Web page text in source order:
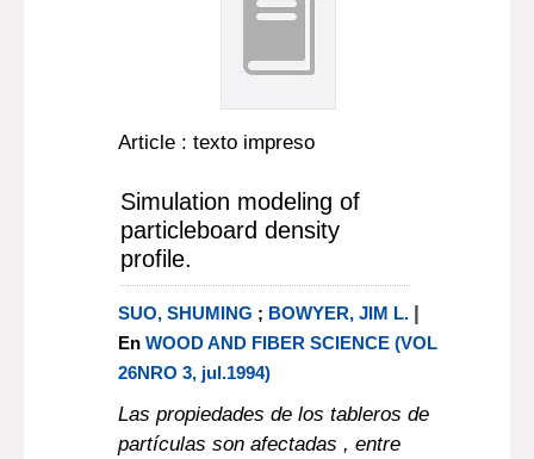
Article : texto impreso
Simulation modeling of
particleboard density
profile.
SUO, SHUMING ; BOWYER, JIM L. |
En WOOD AND FIBER SCIENCE (VOL
26NRO 3, jul.1994)
Las propiedades de los tableros de
partículas son afectadas , entre